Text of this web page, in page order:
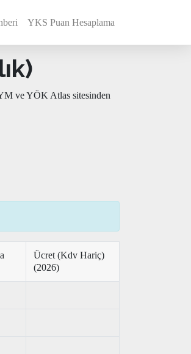
YKS Puan Hesaplama
ve YÖK Atlas sitesinden
Ücret (Kdv Hariç)
(2026)